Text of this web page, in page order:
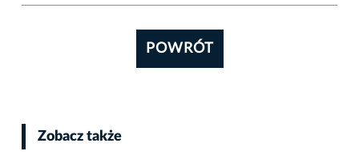
POWRÓT
Zobacz także